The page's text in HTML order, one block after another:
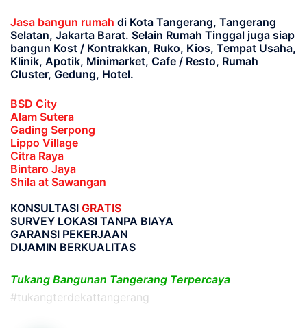
Jasa bangun rumah di Kota Tangerang, Tangerang
Selatan, Jakarta Barat. Selain Rumah Tinggal juga siap
bangun Kost / Kontrakkan, Ruko, Kios, Tempat Usaha,
Klinik, Apotik, Minimarket, Cafe / Resto, Rumah
Cluster, Gedung, Hotel.
BSD City
Alam Sutera
Gading Serpong
Lippo Village
Citra Raya
Bintaro Jaya
Shila at Sawangan
KONSULTASI GRATIS
SURVEY LOKASI TANPA BIAYA
GARANSI PEKERJAAN
DIJAMIN BERKUALITAS
Tukang Bangunan Tangerang Terpercaya
#tukangterdekattangerang